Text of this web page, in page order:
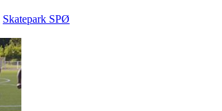
Skatepark SPØ